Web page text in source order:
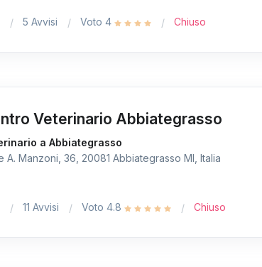
5 Avvisi Voto 4 Chiuso
Veterinario Abbiategrasso
a Abbiategrasso
A. Manzoni, 36, 20081 Abbiategrasso MI, Italia
11 Avvisi Voto 4.8 Chiuso